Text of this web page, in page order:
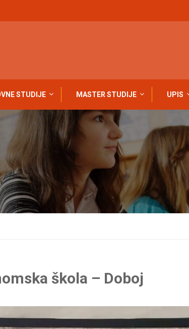
STUDIJE MASTER STUDIJE UPIS
škola – Doboj